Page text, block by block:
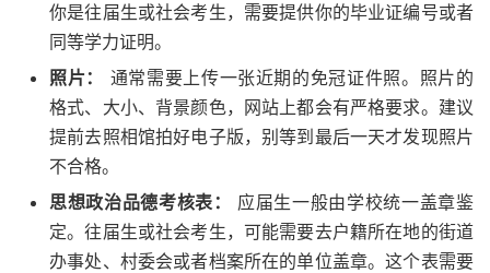
你是往届生或社会考生，需要提供你的毕业证编号或者
同等学力证明。
照片：
通常需要上传一张近期的免冠证件照。照片的
格式、大小、背景颜色，网站上都会有严格要求。建议
提前去照相馆拍好电子版，别等到最后一天才发现照片
不合格。
思想政治品德考核表：
应届生一般由学校统一盖章鉴
定。往届生或社会考生，可能需要去户籍所在地的街道
办事处、村委会或者档案所在的单位盖章。这个表需要